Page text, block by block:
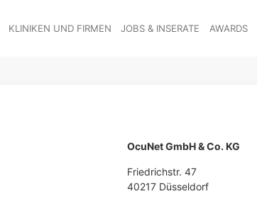
KLINIKEN UND FIRMEN JOBS & INSERATE AWARDS
OcuNet GmbH & Co. KG
Friedrichstr. 47
40217 Düsseldorf